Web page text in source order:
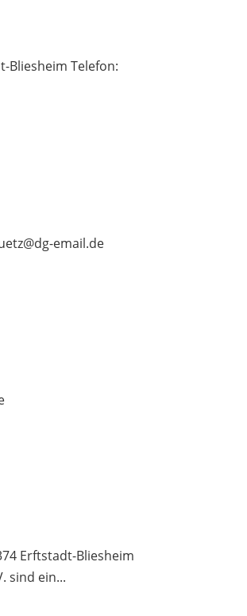
Bliesheim Telefon:
email.de
Erftstadt-Bliesheim
sind ein...